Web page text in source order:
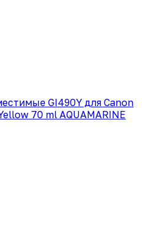
GI490Y для Canon
70 ml AQUAMARINE